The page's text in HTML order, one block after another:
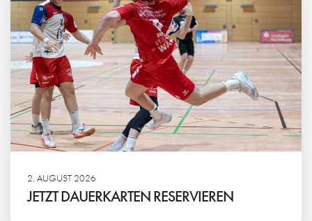
2. AUGUST 2026
JETZT DAUERKARTEN RESERVIEREN